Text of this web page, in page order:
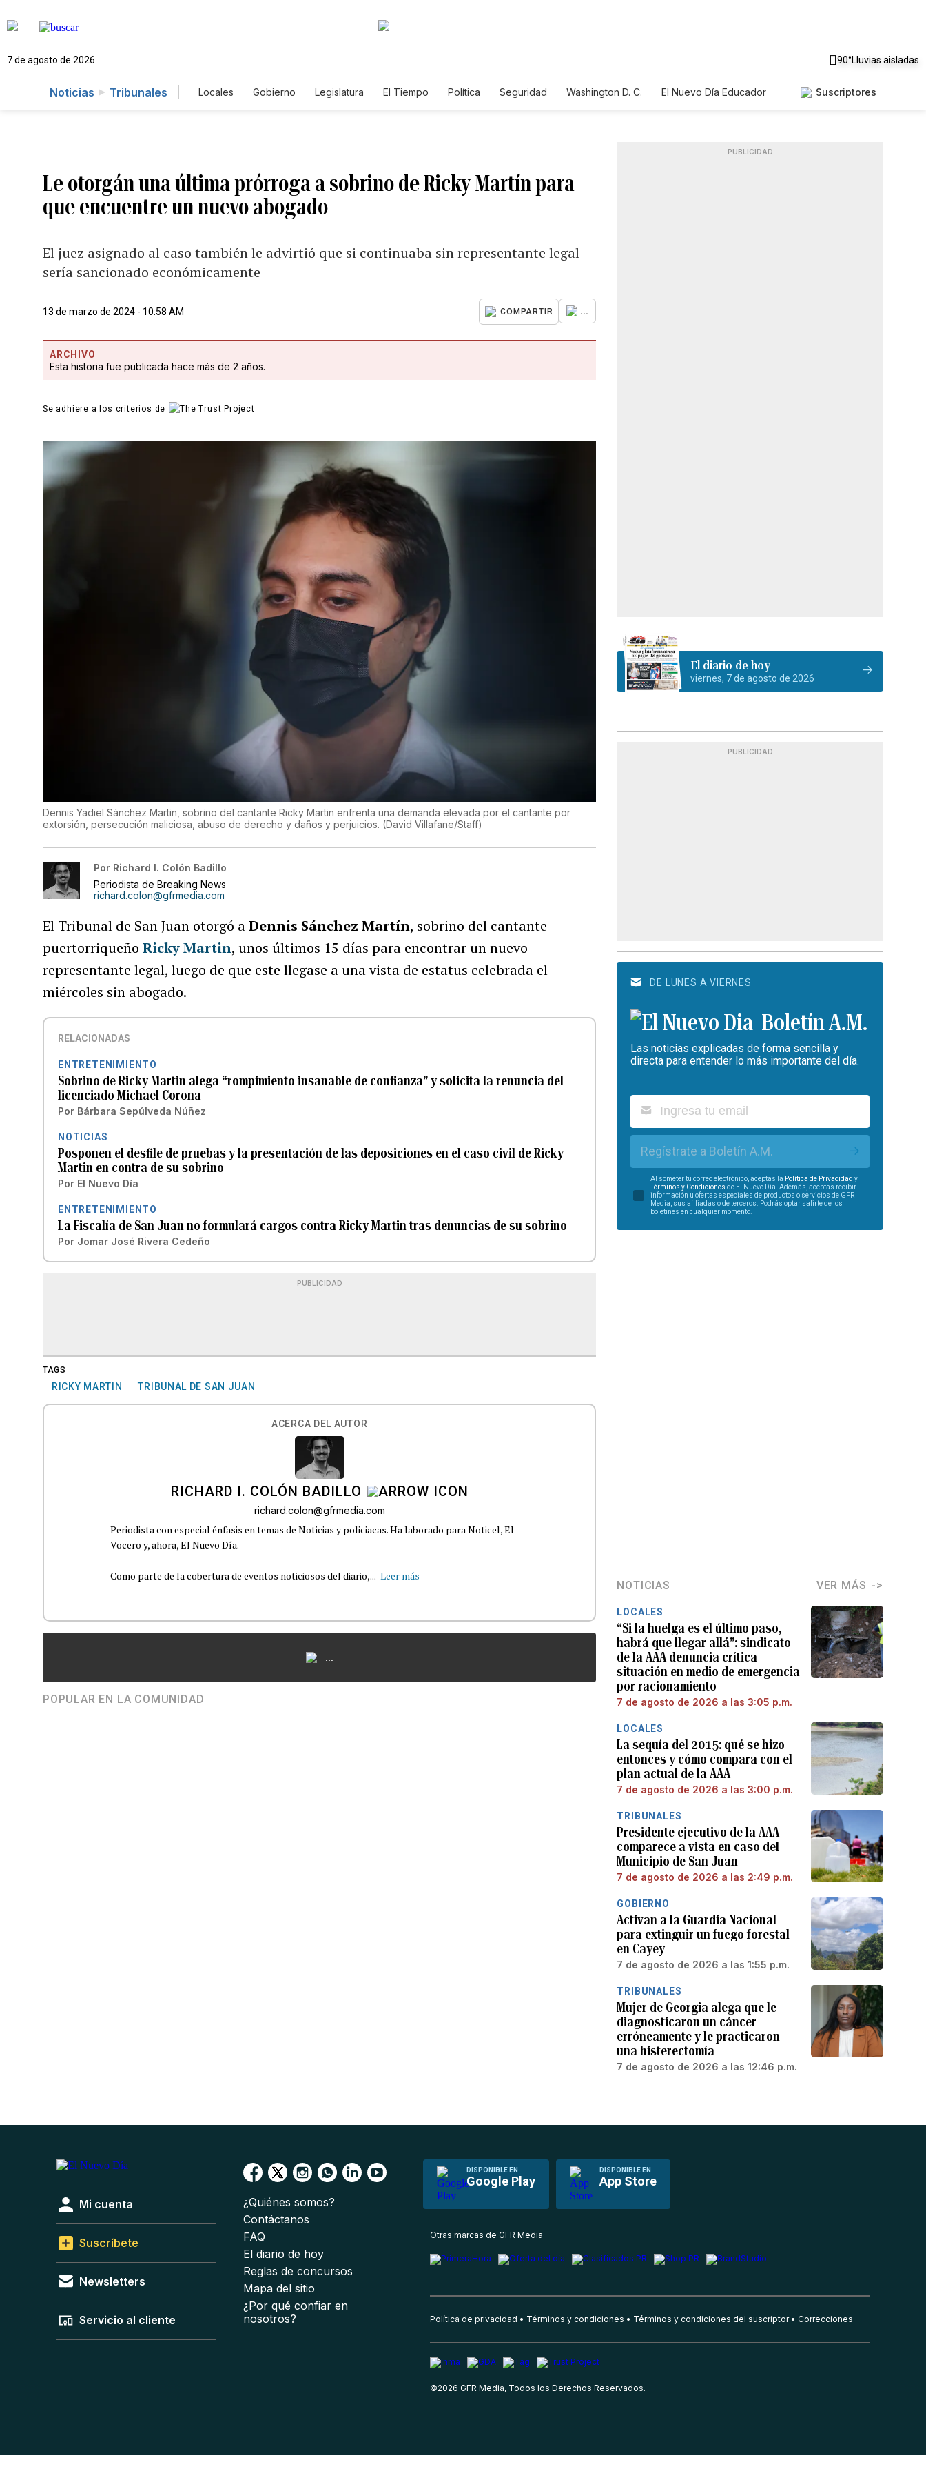
7 de agosto de 2026 90°Lluvias aisladas
Noticias Tribunales Locales Gobierno Legislatura El Tiempo Política Seguridad Washington D. C.
El Nuevo Día Educador
Suscriptores
Le otorgán una última prórroga a sobrino de Ricky Martín para
que encuentre un nuevo abogado
El juez asignado al caso también le advirtió que si continuaba sin representante legal
sería sancionado económicamente
13 de marzo de 2024 - 10:58 AM COMPARTIR ...
ARCHIVO
Esta historia fue publicada hace más de 2 años.
Se adhiere a los criterios de
Dennis Yadiel Sánchez Martin, sobrino del cantante Ricky Martin enfrenta una demanda elevada por el cantante por
extorsión, persecución maliciosa, abuso de derecho y daños y perjuicios. (David Villafane/Staff)
Por Richard I. Colón Badillo
Periodista de Breaking News
richard.colon@gfrmedia.com
El Tribunal de San Juan otorgó aDennis Sánchez Martín, sobrino del cantante
puertorriqueñoRicky Martin, unos últimos 15 días para encontrar un nuevo
representante legal, luego de que este llegase a una vista de estatus celebrada el
miércoles sin abogado.
RELACIONADAS
ENTRETENIMIENTO
Sobrino de Ricky Martin alega “rompimiento insanable de confianza” y solicita la renuncia del
licenciado Michael Corona
Por Bárbara Sepúlveda Núñez
NOTICIAS
Posponen el desfile de pruebas y la presentación de las deposiciones en el caso civil de Ricky
Martin en contra de su sobrino
Por El Nuevo Día
ENTRETENIMIENTO
La Fiscalía de San Juan no formulará cargos contra Ricky Martin tras denuncias de su sobrino
Por Jomar José Rivera Cedeño
PUBLICIDAD
TAGS
RICKY MARTIN TRIBUNAL DE SAN JUAN
ACERCA DEL AUTOR
RICHARD I. COLÓN BADILLO
richard.colon@gfrmedia.com
Periodista con especial énfasis en temas de Noticias y policiacas. Ha laborado para Noticel, El
Vocero y, ahora, El Nuevo Día.
Como parte de la cobertura de eventos noticiosos del diario,... Leer más
...
POPULAR EN LA COMUNIDAD
PUBLICIDAD
El diario de hoy
viernes, 7 de agosto de 2026
PUBLICIDAD
DE LUNES A VIERNES
Boletín A.M.
Las noticias explicadas de forma sencilla y
directa para entender lo más importante del día.
Regístrate a Boletín A.M.
Al someter tu correo electrónico, aceptas la Política de Privacidad y
Términos y Condiciones de El Nuevo Día. Además, aceptas recibir
información u ofertas especiales de productos o servicios de GFR
Media, sus afiliadas o de terceros. Podrás optar salirte de los
boletines en cualquier momento.
NOTICIAS VER MÁS
LOCALES
“Si la huelga es el último paso,
habrá que llegar allá”: sindicato
de la AAA denuncia crítica
situación en medio de emergencia
por racionamiento
7 de agosto de 2026 a las 3:05 p.m.
LOCALES
La sequía del 2015: qué se hizo
entonces y cómo compara con el
plan actual de la AAA
7 de agosto de 2026 a las 3:00 p.m.
TRIBUNALES
Presidente ejecutivo de la AAA
comparece a vista en caso del
Municipio de San Juan
7 de agosto de 2026 a las 2:49 p.m.
GOBIERNO
Activan a la Guardia Nacional
para extinguir un fuego forestal
en Cayey
7 de agosto de 2026 a las 1:55 p.m.
TRIBUNALES
Mujer de Georgia alega que le
diagnosticaron un cáncer
erróneamente y le practicaron
una histerectomía
7 de agosto de 2026 a las 12:46 p.m.
DISPONIBLE EN
Google Play
DISPONIBLE EN
App Store
Mi cuenta
Suscríbete
Newsletters
Servicio al cliente
¿Quiénes somos?
Contáctanos
FAQ
El diario de hoy
Reglas de concursos
Mapa del sitio
¿Por qué confiar en
nosotros?
Otras marcas de GFR Media
Política de privacidad Términos y condiciones Términos y condiciones del suscriptor Correcciones
©2026 GFR Media, Todos los Derechos Reservados.